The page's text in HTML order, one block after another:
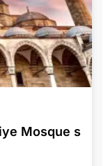
Mosque s